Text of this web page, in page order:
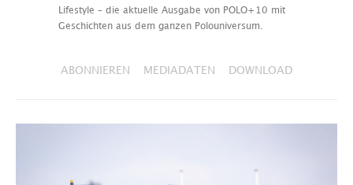
Lifestyle – die aktuelle Ausgabe von POLO+10 mit
Geschichten aus dem ganzen Polouniversum.
ABONNIEREN MEDIADATEN DOWNLOAD